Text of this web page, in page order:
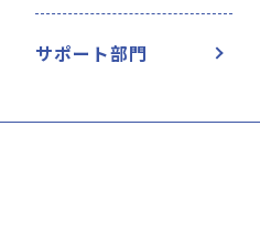
サポート部門